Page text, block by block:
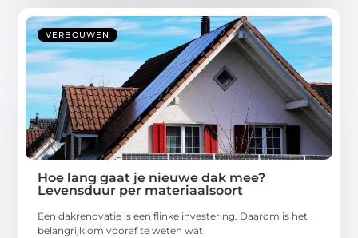
VERBOUWEN
Hoe lang gaat je nieuwe dak mee?
Levensduur per materiaalsoort
Een dakrenovatie is een flinke investering. Daarom is het
belangrijk om vooraf te weten wat